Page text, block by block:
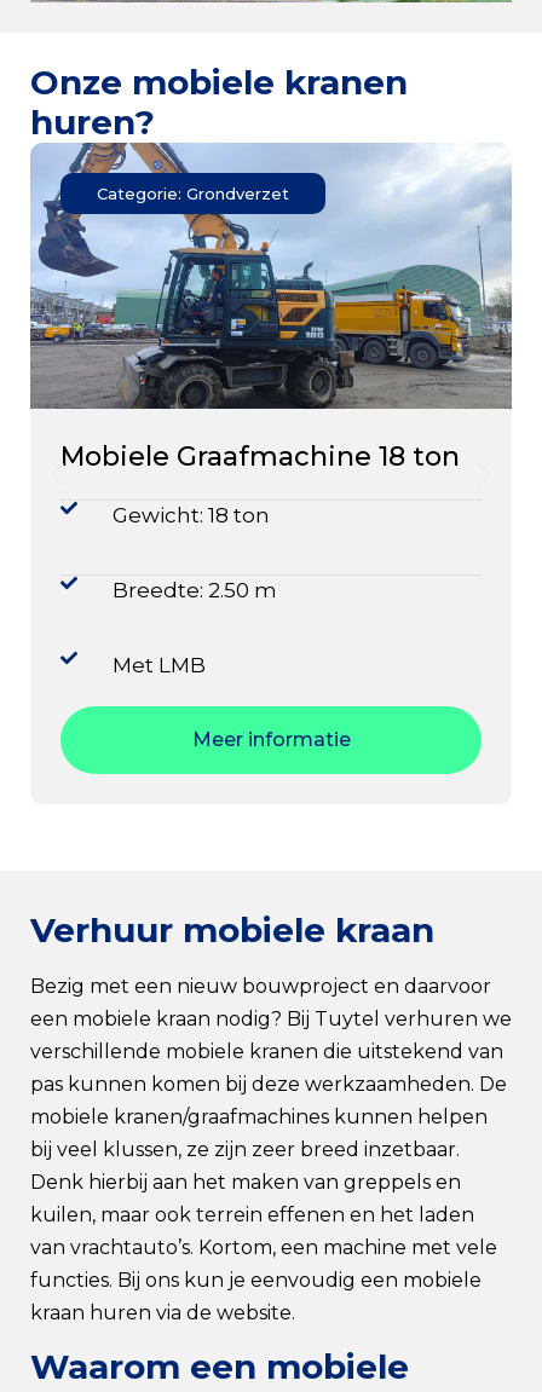
Onze mobiele kranen
huren?
Categorie: Grondverzet
Mobiele Graafmachine 18 ton
Gewicht: 18 ton
Breedte: 2.50 m
Met LMB
Meer informatie
Verhuur mobiele kraan
Bezig met een nieuw bouwproject en daarvoor
een mobiele kraan nodig? Bij Tuytel verhuren we
verschillende mobiele kranen die uitstekend van
pas kunnen komen bij deze werkzaamheden. De
mobiele kranen/graafmachines kunnen helpen
bij veel klussen, ze zijn zeer breed inzetbaar.
Denk hierbij aan het maken van greppels en
kuilen, maar ook terrein effenen en het laden
van vrachtauto’s. Kortom, een machine met vele
functies. Bij ons kun je eenvoudig een mobiele
kraan huren via de website.
Waarom een mobiele